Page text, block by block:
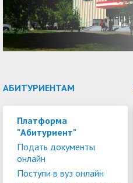
АБИТУРИЕНТАМ
Платформа
"Абитуриент"
Подать документы
онлайн
Поступи в вуз онлайн